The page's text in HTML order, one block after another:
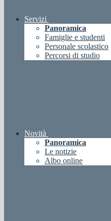
Servizi
Panoramica
Famiglie e studenti
Personale scolastico
Percorsi di studio
Novità
Panoramica
Le notizie
Albo online